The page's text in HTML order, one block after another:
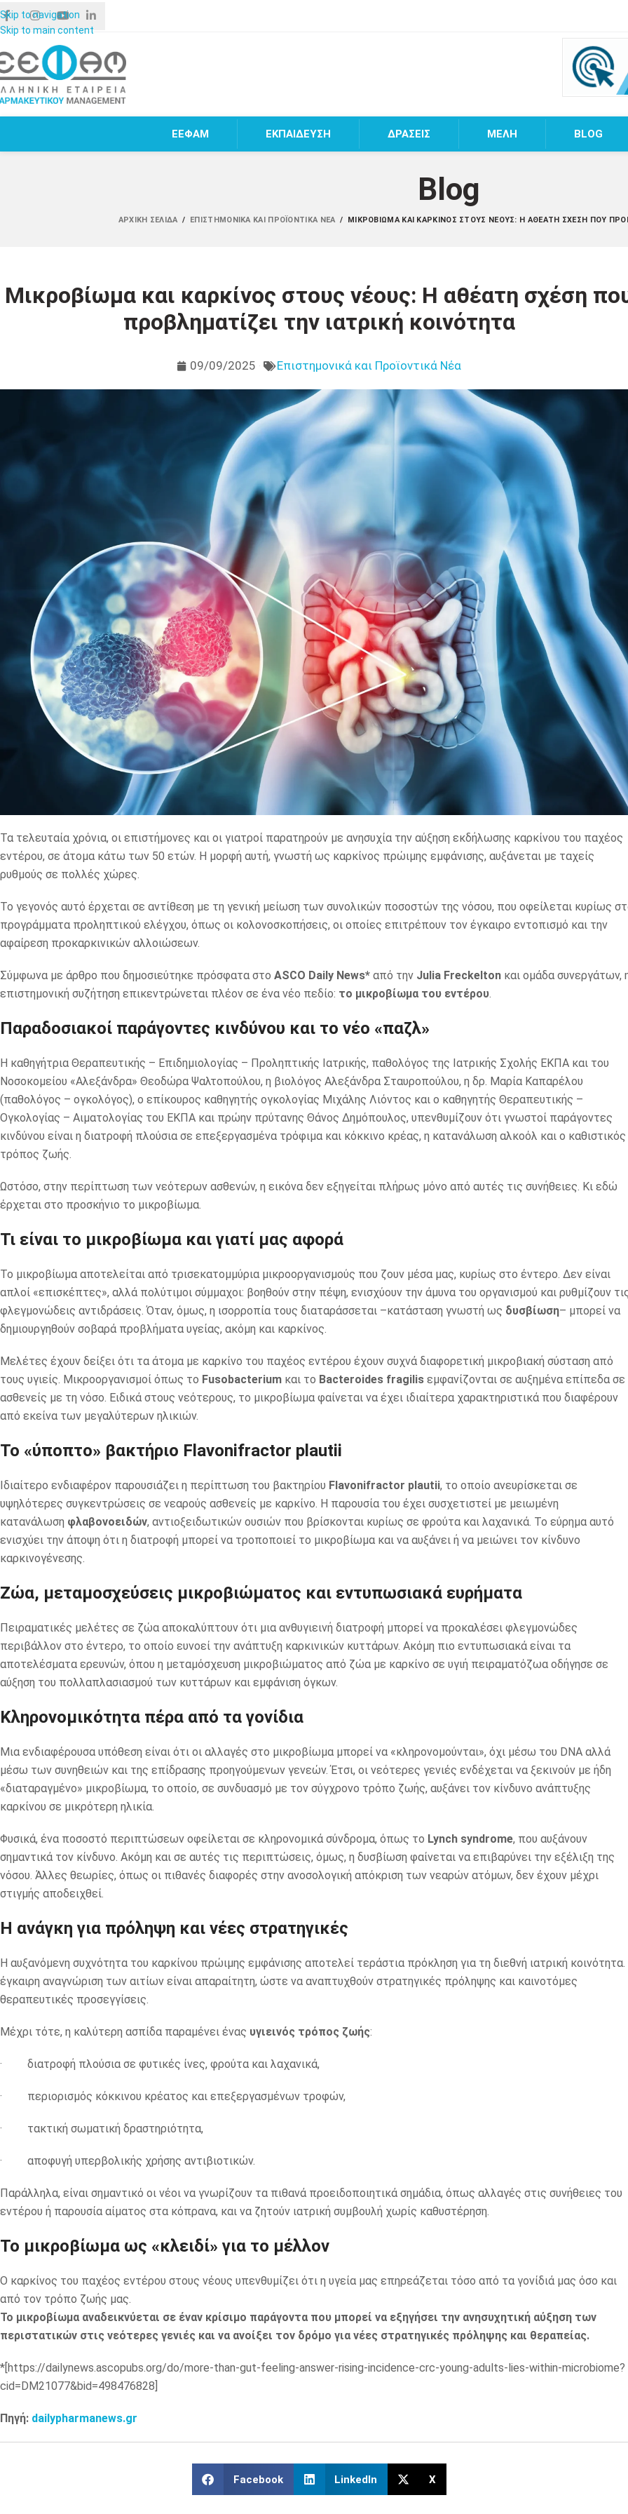
Skip to navigation
Skip to main content
ΕΕΦΑΜ ΕΚΠΑΙΔΕΥΣΗ ΔΡΑΣΕΙΣ MEΛΗ BLOG
Blog
ΑΡΧΙΚΉ ΣΕΛΊΔΑ / ΕΠΙΣΤΗΜΟΝΙΚΆ ΚΑΙ ΠΡΟΪΟΝΤΙΚΆ ΝΈΑ / ΜΙΚΡΟΒΊΩΜΑ ΚΑΙ ΚΑΡΚΊΝΟΣ ΣΤΟΥΣ ΝΈΟΥΣ: Η ΑΘΈΑΤΗ ΣΧΈΣΗ ΠΟΥ
Μικροβίωμα και καρκίνος στους νέους: Η αθέατη σχέση
προβληματίζει την ιατρική κοινότητα
09/09/2025 Επιστημονικά και Προϊοντικά Νέα
Τα τελευταία χρόνια, οι επιστήμονες και οι γιατροί παρατηρούν με ανησυχία την αύξηση εκδήλωσης καρκίνου του παχέος
εντέρου, σε άτομα κάτω των 50 ετών. Η μορφή αυτή, γνωστή ως καρκίνος πρώιμης εμφάνισης, αυξάνεται με ταχείς
ρυθμούς σε πολλές χώρες.
Το γεγονός αυτό έρχεται σε αντίθεση με τη γενική μείωση των συνολικών ποσοστών της νόσου, που οφείλεται κυρίως
προγράμματα προληπτικού ελέγχου, όπως οι κολονοσκοπήσεις, οι οποίες επιτρέπουν τον έγκαιρο εντοπισμό και την
αφαίρεση προκαρκινικών αλλοιώσεων.
Σύμφωνα με άρθρο που δημοσιεύτηκε πρόσφατα στο ASCO Daily News* από την Julia Freckelton και ομάδα συνεργάτων,
επιστημονική συζήτηση επικεντρώνεται πλέον σε ένα νέο πεδίο: το μικροβίωμα του εντέρου.
Παραδοσιακοί παράγοντες κινδύνου και το νέο «παζλ»
Η καθηγήτρια Θεραπευτικής – Επιδημιολογίας – Προληπτικής Ιατρικής, παθολόγος της Ιατρικής Σχολής ΕΚΠΑ και του
Νοσοκομείου «Αλεξάνδρα» Θεοδώρα Ψαλτοπούλου, η βιολόγος Αλεξάνδρα Σταυροπούλου, η δρ. Μαρία Καπαρέλου
(παθολόγος – ογκολόγος), ο επίκουρος καθηγητής ογκολογίας Μιχάλης Λιόντος και ο καθηγητής Θεραπευτικής –
Ογκολογίας – Αιματολογίας του ΕΚΠΑ και πρώην πρύτανης Θάνος Δημόπουλος, υπενθυμίζουν ότι γνωστοί παράγοντες
κινδύνου είναι η διατροφή πλούσια σε επεξεργασμένα τρόφιμα και κόκκινο κρέας, η κατανάλωση αλκοόλ και ο καθιστικός
τρόπος ζωής.
Ωστόσο, στην περίπτωση των νεότερων ασθενών, η εικόνα δεν εξηγείται πλήρως μόνο από αυτές τις συνήθειες. Κι εδώ
έρχεται στο προσκήνιο το μικροβίωμα.
Τι είναι το μικροβίωμα και γιατί μας αφορά
Το μικροβίωμα αποτελείται από τρισεκατομμύρια μικροοργανισμούς που ζουν μέσα μας, κυρίως στο έντερο. Δεν είναι
απλοί «επισκέπτες», αλλά πολύτιμοι σύμμαχοι: βοηθούν στην πέψη, ενισχύουν την άμυνα του οργανισμού και ρυθμίζουν
φλεγμονώδεις αντιδράσεις. Όταν, όμως, η ισορροπία τους διαταράσσεται –κατάσταση γνωστή ως δυσβίωση– μπορεί να
δημιουργηθούν σοβαρά προβλήματα υγείας, ακόμη και καρκίνος.
Μελέτες έχουν δείξει ότι τα άτομα με καρκίνο του παχέος εντέρου έχουν συχνά διαφορετική μικροβιακή σύσταση από
τους υγιείς. Μικροοργανισμοί όπως το Fusobacterium και το Bacteroides fragilis εμφανίζονται σε αυξημένα επίπεδα σε
ασθενείς με τη νόσο. Ειδικά στους νεότερους, το μικροβίωμα φαίνεται να έχει ιδιαίτερα χαρακτηριστικά που διαφέρουν
από εκείνα των μεγαλύτερων ηλικιών.
Το «ύποπτο» βακτήριο Flavonifractor plautii
Ιδιαίτερο ενδιαφέρον παρουσιάζει η περίπτωση του βακτηρίου Flavonifractor plautii, το οποίο ανευρίσκεται σε
υψηλότερες συγκεντρώσεις σε νεαρούς ασθενείς με καρκίνο. Η παρουσία του έχει συσχετιστεί με μειωμένη
κατανάλωση φλαβονοειδών, αντιοξειδωτικών ουσιών που βρίσκονται κυρίως σε φρούτα και λαχανικά. Το εύρημα αυτό
ενισχύει την άποψη ότι η διατροφή μπορεί να τροποποιεί το μικροβίωμα και να αυξάνει ή να μειώνει τον κίνδυνο
καρκινογένεσης.
Ζώα, μεταμοσχεύσεις μικροβιώματος και εντυπωσιακά ευρήματα
Πειραματικές μελέτες σε ζώα αποκαλύπτουν ότι μια ανθυγιεινή διατροφή μπορεί να προκαλέσει φλεγμονώδες
περιβάλλον στο έντερο, το οποίο ευνοεί την ανάπτυξη καρκινικών κυττάρων. Ακόμη πιο εντυπωσιακά είναι τα
αποτελέσματα ερευνών, όπου η μεταμόσχευση μικροβιώματος από ζώα με καρκίνο σε υγιή πειραματόζωα οδήγησε σε
αύξηση του πολλαπλασιασμού των κυττάρων και εμφάνιση όγκων.
Κληρονομικότητα πέρα από τα γονίδια
Μια ενδιαφέρουσα υπόθεση είναι ότι οι αλλαγές στο μικροβίωμα μπορεί να «κληρονομούνται», όχι μέσω του DNA αλλά
μέσω των συνηθειών και της επίδρασης προηγούμενων γενεών. Έτσι, οι νεότερες γενιές ενδέχεται να ξεκινούν με ήδη
«διαταραγμένο» μικροβίωμα, το οποίο, σε συνδυασμό με τον σύγχρονο τρόπο ζωής, αυξάνει τον κίνδυνο ανάπτυξης
καρκίνου σε μικρότερη ηλικία.
Φυσικά, ένα ποσοστό περιπτώσεων οφείλεται σε κληρονομικά σύνδρομα, όπως το Lynch syndrome, που αυξάνουν
σημαντικά τον κίνδυνο. Ακόμη και σε αυτές τις περιπτώσεις, όμως, η δυσβίωση φαίνεται να επιβαρύνει την εξέλιξη της
νόσου. Άλλες θεωρίες, όπως οι πιθανές διαφορές στην ανοσολογική απόκριση των νεαρών ατόμων, δεν έχουν μέχρι
στιγμής αποδειχθεί.
Η ανάγκη για πρόληψη και νέες στρατηγικές
Η αυξανόμενη συχνότητα του καρκίνου πρώιμης εμφάνισης αποτελεί τεράστια πρόκληση για τη διεθνή ιατρική
έγκαιρη αναγνώριση των αιτίων είναι απαραίτητη, ώστε να αναπτυχθούν στρατηγικές πρόληψης και καινοτόμες
θεραπευτικές προσεγγίσεις.
Μέχρι τότε, η καλύτερη ασπίδα παραμένει ένας υγιεινός τρόπος ζωής:
· διατροφή πλούσια σε φυτικές ίνες, φρούτα και λαχανικά,
· περιορισμός κόκκινου κρέατος και επεξεργασμένων τροφών,
· τακτική σωματική δραστηριότητα,
· αποφυγή υπερβολικής χρήσης αντιβιοτικών.
Παράλληλα, είναι σημαντικό οι νέοι να γνωρίζουν τα πιθανά προειδοποιητικά σημάδια, όπως αλλαγές στις συνήθειες του
εντέρου ή παρουσία αίματος στα κόπρανα, και να ζητούν ιατρική συμβουλή χωρίς καθυστέρηση.
Το μικροβίωμα ως «κλειδί» για το μέλλον
Ο καρκίνος του παχέος εντέρου στους νέους υπενθυμίζει ότι η υγεία μας επηρεάζεται τόσο από τα γονίδιά μας όσο και
από τον τρόπο ζωής μας.
Το μικροβίωμα αναδεικνύεται σε έναν κρίσιμο παράγοντα που μπορεί να εξηγήσει την ανησυχητική αύξηση των
περιστατικών στις νεότερες γενιές και να ανοίξει τον δρόμο για νέες στρατηγικές πρόληψης και θεραπείας.
*[https://dailynews.ascopubs.org/do/more-than-gut-feeling-answer-rising-incidence-crc-young-adults-lies-within-microbiome?
cid=DM21077&bid=498476828]
Πηγή: dailypharmanews.gr
Facebook LinkedIn X